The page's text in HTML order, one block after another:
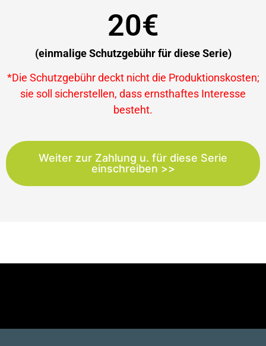
20€
(einmalige Schutzgebühr für diese Serie)
*Die Schutzgebühr deckt nicht die Produktionskosten;
sie soll sicherstellen, dass ernsthaftes Interesse
besteht.
Weiter zur Zahlung u. für diese Serie
einschreiben >>